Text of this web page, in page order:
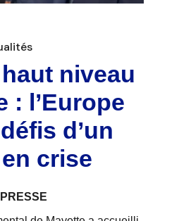
niveau
: l’Europe
d’un
crise